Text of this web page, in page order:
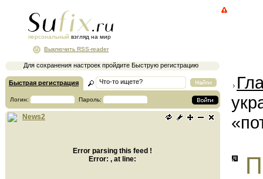
персональный взгляд на мир
Для сохранения настроек пройдите Быструю регистрацию
Выключить RSS-reader
Быстрая регистрация
Логин: Пароль:
News2
Error parsing this feed !
Error: , at line: